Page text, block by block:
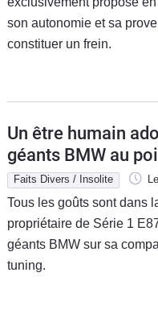
son autonomie et sa
constituer un frein.
Un être humain
géants BMW au
Série 1 cinq portes
génération
Faits Divers / Insolite
Tous les goûts sont dans
propriétaire de Série 1
géants BMW sur sa
tuning.